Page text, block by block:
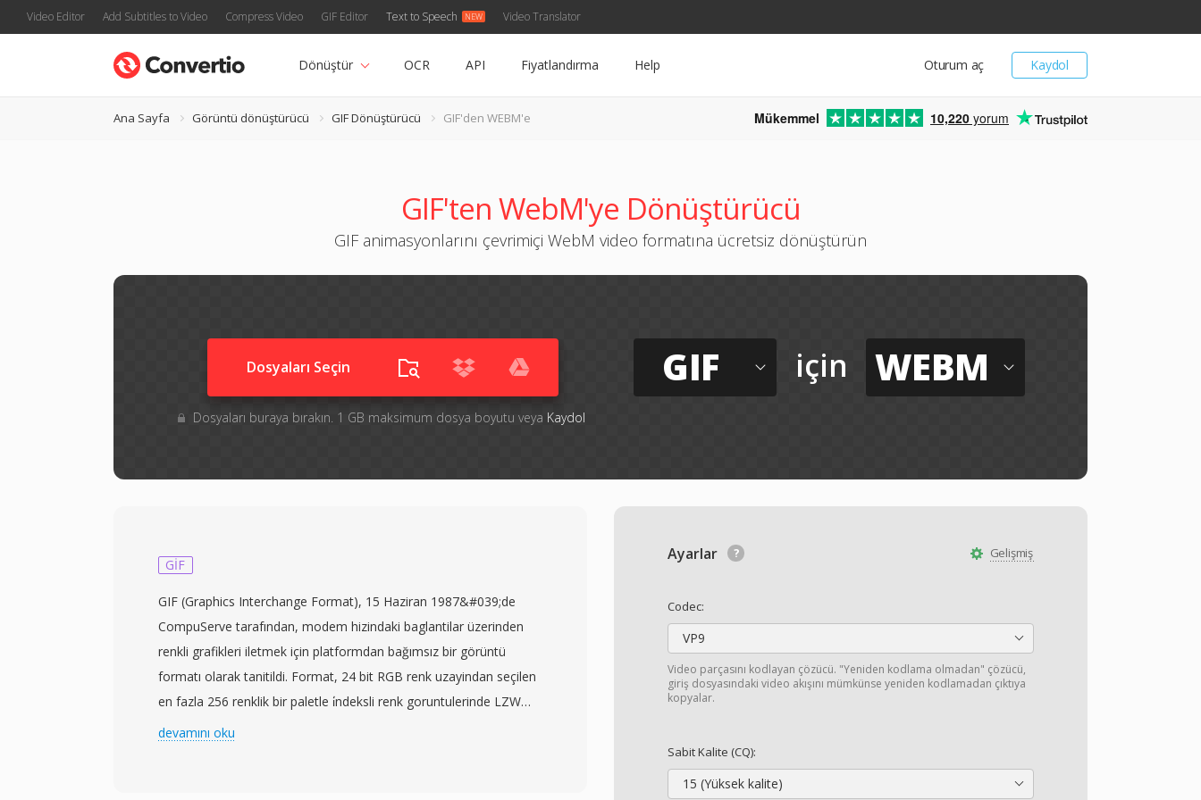
Video Editor Add Subtitles to Video Compress Video GIF Editor Text to Speech Video Translator
Kaydol
Oturum aç
Dönüştür OCR API Fiyatlandırma Help
Ana Sayfa Görüntü dönüştürücü GIF Dönüştürücü GIF'den WEBM'e Mükemmel 10,220 yorum
GIF'ten WebM'ye Dönüştürücü
GIF animasyonlarını çevrimiçi WebM video formatına ücretsiz dönüştürün
Dosyaları Seçin
Dosyaları buraya bırakın. 1 GB maksimum dosya boyutu veya Kaydol
GIF için WEBM
Gelişmiş
Ayarlar
Codec:
VP9
Video parçasını kodlayan çözücü. "Yeniden kodlama olmadan" çözücü,
giriş dosyasındaki video akışını mümkünse yeniden kodlamadan çıktıya
kopyalar.
Sabit Kalite (CQ):
15 (Yüksek kalite)
GIF
GIF (Graphics Interchange Format), 15 Haziran 1987&#039;de
CompuServe tarafından, modem hizindaki baglantilar üzerinden
renkli grafikleri iletmek için platformdan bağımsız bir görüntü
formatı olarak tanitildi. Format, 24 bit RGB renk uzayindan seçilen
en fazla 256 renklik bir paletle i̇ndeksli renk goruntulerinde LZW
(Lempel-Ziv-Welch) kayıpsız sıkıştırma kullanır. GIF&#039;ın en
devamını oku